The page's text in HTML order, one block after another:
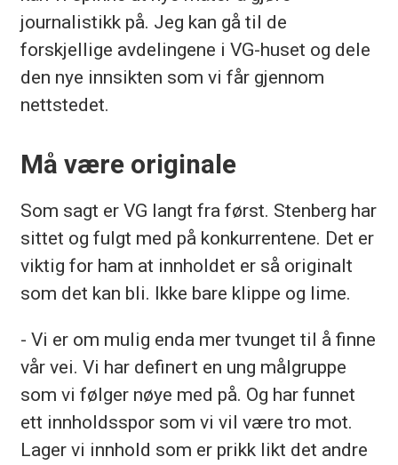
journalistikk på. Jeg kan gå til de
forskjellige avdelingene i VG-huset og dele
den nye innsikten som vi får gjennom
nettstedet.
Må være originale
Som sagt er VG langt fra først. Stenberg har
sittet og fulgt med på konkurrentene. Det er
viktig for ham at innholdet er så originalt
som det kan bli. Ikke bare klippe og lime.
- Vi er om mulig enda mer tvunget til å finne
vår vei. Vi har definert en ung målgruppe
som vi følger nøye med på. Og har funnet
ett innholdsspor som vi vil være tro mot.
Lager vi innhold som er prikk likt det andre